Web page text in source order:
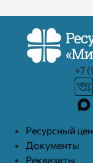
+7
Ресурcный
Документы
Реквизиты